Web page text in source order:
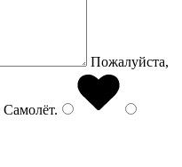
Пожалуйста,
Самолёт.